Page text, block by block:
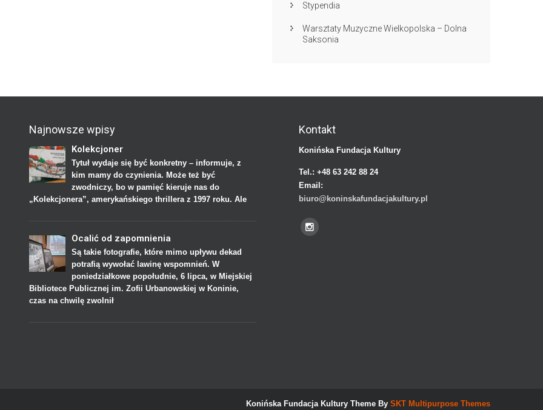
Stypendia
Warsztaty Muzyczne Wielkopolska – Dolna
Saksonia
Najnowsze wpisy
Kolekcjoner
Tytuł wydaje się być konkretny – informuje, z
kim mamy do czynienia. Może też być
zwodniczy, bo w pamięć kieruje nas do
„Kolekcjonera”, amerykańskiego thrillera z 1997 roku. Ale
Ocalić od zapomnienia
Są takie fotografie, które mimo upływu dekad
potrafią wywołać lawinę wspomnień. W
poniedziałkowe popołudnie, 6 lipca, w Miejskiej
Bibliotece Publicznej im. Zofii Urbanowskiej w Koninie,
czas na chwilę zwolnił
Kontakt
Konińska Fundacja Kultury
Tel.: +48 63 242 88 24
Email:
biuro@koninskafundacjakultury.pl
Konińska Fundacja Kultury Theme By SKT Multipurpose Themes